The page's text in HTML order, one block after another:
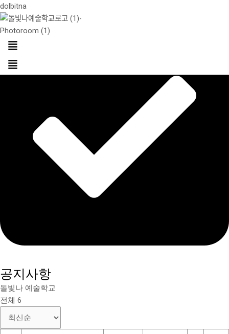
콘
텐
츠
dolbitna
Menu
공지사항
돌빛나 예술학교
전체 6